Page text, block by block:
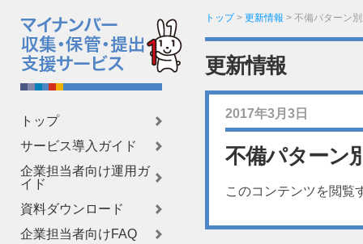
トップ
サービス導入ガイド
企業担当者向け運用ガ
イド
資料ダウンロード
企業担当者向けFAQ
トップ> 更新情報 > 不備パターン
更新情報
2017年3月3日
不備パターン
このコンテンツを閲